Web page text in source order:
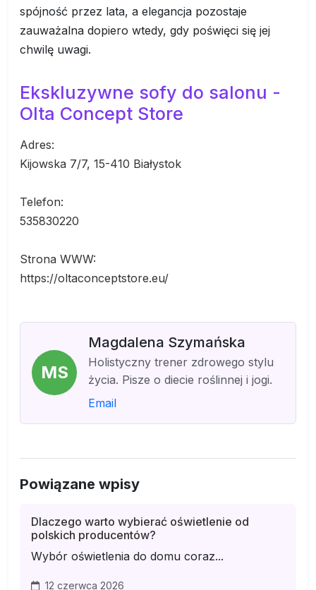
spójność przez lata, a elegancja pozostaje
zauważalna dopiero wtedy, gdy poświęci się jej
chwilę uwagi.
Ekskluzywne sofy do salonu -
Olta Concept Store
Adres:
Kijowska 7/7, 15-410 Białystok
Telefon:
535830220
Strona WWW:
https://oltaconceptstore.eu/
MS
Magdalena Szymańska
Holistyczny trener zdrowego stylu
życia. Pisze o diecie roślinnej i jogi.
Email
Powiązane wpisy
Dlaczego warto wybierać oświetlenie od
polskich producentów?
Wybór oświetlenia do domu coraz...
12 czerwca 2026